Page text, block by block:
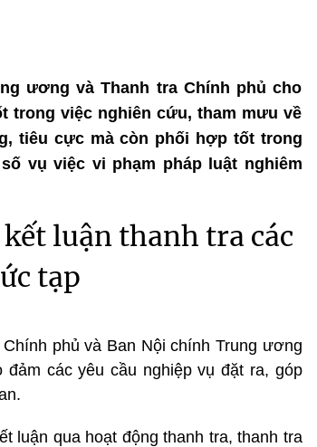
ương và Thanh tra Chính phủ cho
trong việc nghiên cứu, tham mưu về
tiêu cực mà còn phối hợp tốt trong
vụ việc vi phạm pháp luật nghiêm
luận thanh tra các
tạp
phủ và Ban Nội chính Trung ương
các yêu cầu nghiệp vụ đặt ra, góp
luận qua hoạt động thanh tra, thanh tra